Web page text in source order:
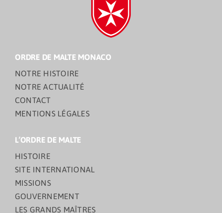
ORDRE DE MALTE MONACO
NOTRE HISTOIRE
NOTRE ACTUALITÉ
CONTACT
MENTIONS LÉGALES
L’ORDRE DE MALTE
HISTOIRE
SITE INTERNATIONAL
MISSIONS
GOUVERNEMENT
LES GRANDS MAÎTRES